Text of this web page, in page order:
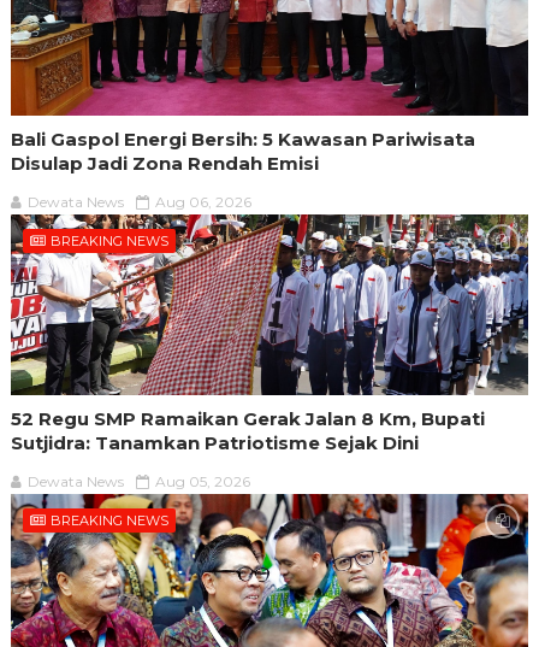
Bali Gaspol Energi Bersih: 5 Kawasan Pariwisata
Disulap Jadi Zona Rendah Emisi
Dewata News Aug 06, 2026
BREAKING NEWS
52 Regu SMP Ramaikan Gerak Jalan 8 Km, Bupati
Sutjidra: Tanamkan Patriotisme Sejak Dini
Dewata News Aug 05, 2026
BREAKING NEWS